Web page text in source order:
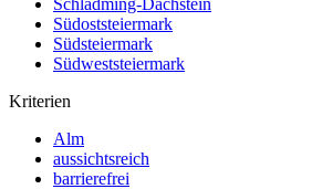
Schladming-Dachstein
Südoststeiermark
Südsteiermark
Südweststeiermark
Kriterien
Alm
aussichtsreich
barrierefrei